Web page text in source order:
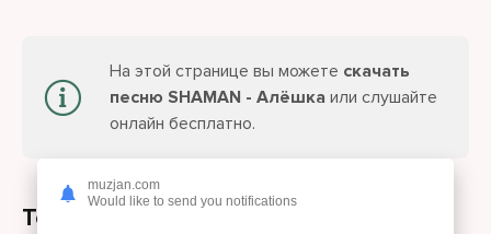
На этой странице вы можете скачать
песню SHAMAN - Алёшка или слушайте
онлайн бесплатно.
Текст песни
muzjan.com
Would like to send you notifications